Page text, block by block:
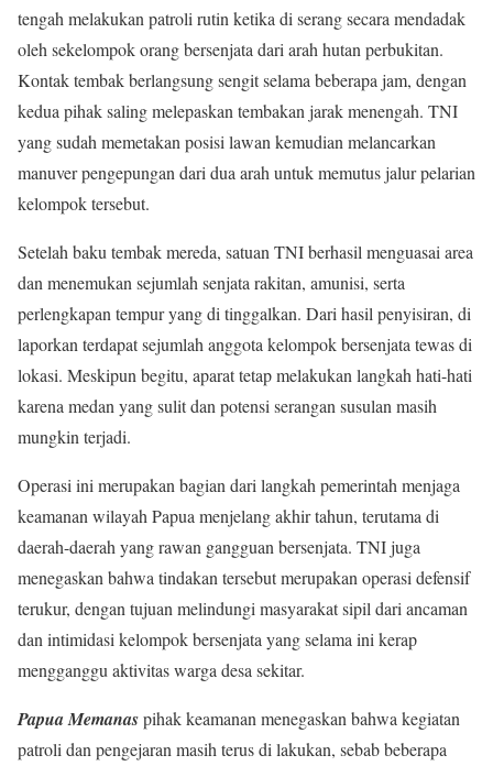
tengah melakukan patroli rutin ketika di serang secara mendadak
oleh sekelompok orang bersenjata dari arah hutan perbukitan.
Kontak tembak berlangsung sengit selama beberapa jam, dengan
kedua pihak saling melepaskan tembakan jarak menengah. TNI
yang sudah memetakan posisi lawan kemudian melancarkan
manuver pengepungan dari dua arah untuk memutus jalur pelarian
kelompok tersebut.
Setelah baku tembak mereda, satuan TNI berhasil menguasai area
dan menemukan sejumlah senjata rakitan, amunisi, serta
perlengkapan tempur yang di tinggalkan. Dari hasil penyisiran, di
laporkan terdapat sejumlah anggota kelompok bersenjata tewas di
lokasi. Meskipun begitu, aparat tetap melakukan langkah hati-hati
karena medan yang sulit dan potensi serangan susulan masih
mungkin terjadi.
Operasi ini merupakan bagian dari langkah pemerintah menjaga
keamanan wilayah Papua menjelang akhir tahun, terutama di
daerah-daerah yang rawan gangguan bersenjata. TNI juga
menegaskan bahwa tindakan tersebut merupakan operasi defensif
terukur, dengan tujuan melindungi masyarakat sipil dari ancaman
dan intimidasi kelompok bersenjata yang selama ini kerap
mengganggu aktivitas warga desa sekitar.
Papua Memanaspihak keamanan menegaskan bahwa kegiatan
patroli dan pengejaran masih terus di lakukan, sebab beberapa